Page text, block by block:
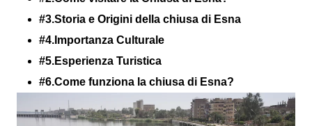
#3.Storia e Origini della chiusa di Esna
#4.Importanza Culturale
#5.Esperienza Turistica
#6.Come funziona la chiusa di Esna?